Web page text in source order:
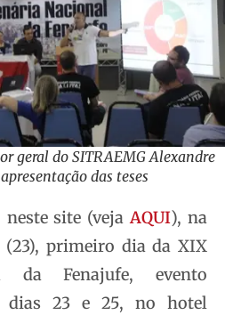
geral do SITRAEMG Alexandre
das teses
site (vejaAQUI), na
primeiro dia da XIX
da Fenajufe, evento
dias 23 e 25, no hotel